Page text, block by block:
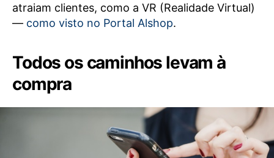
atraiam clientes, como a VR (Realidade Virtual)
— como visto no Portal Alshop.
Todos os caminhos levam à
compra